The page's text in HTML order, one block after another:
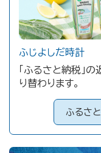
ふじよしだ時計
「ふるさと納税」
り替わります。
ふるさ